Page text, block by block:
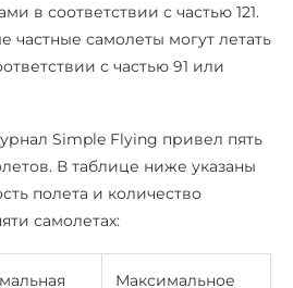
в соответствии с частью 121.
частные самолеты могут летать
с частью 91 или
Simple Flying привел пять
В таблице ниже указаны
полета и количество
самолетах:
Максимальное